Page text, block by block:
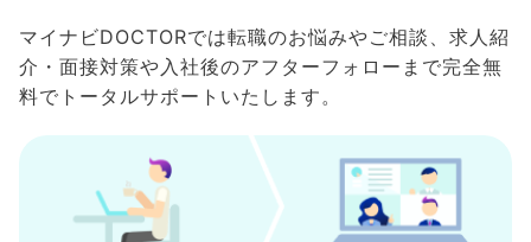
マイナビDOCTORでは転職のお悩みやご相談、求人紹
介・面接対策や入社後のアフターフォローまで完全無
料でトータルサポートいたします。